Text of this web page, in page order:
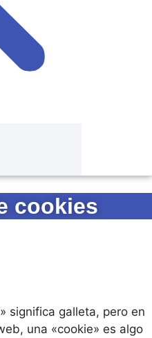
cookies
significa galleta, pero en
una «cookie» es algo